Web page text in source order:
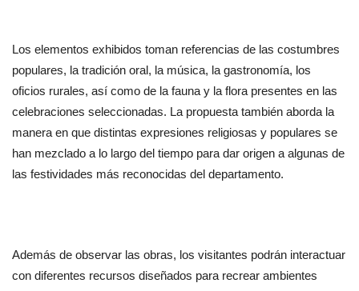
Los elementos exhibidos toman referencias de las costumbres
populares, la tradición oral, la música, la gastronomía, los
oficios rurales, así como de la fauna y la flora presentes en las
celebraciones seleccionadas. La propuesta también aborda la
manera en que distintas expresiones religiosas y populares se
han mezclado a lo largo del tiempo para dar origen a algunas de
las festividades más reconocidas del departamento.
Además de observar las obras, los visitantes podrán interactuar
con diferentes recursos diseñados para recrear ambientes